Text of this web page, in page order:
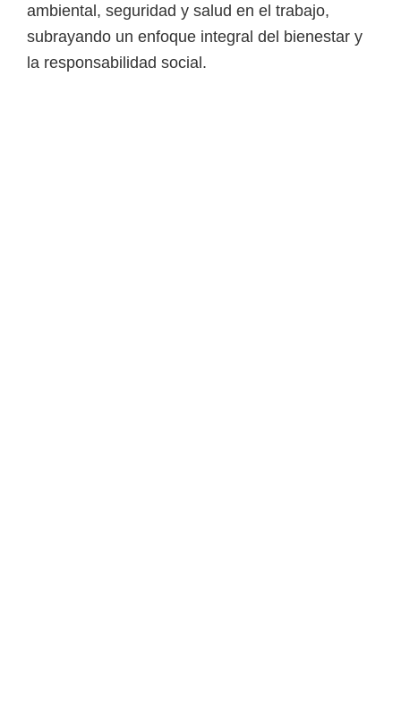
ambiental, seguridad y salud en el trabajo,
subrayando un enfoque integral del bienestar y
la responsabilidad social.